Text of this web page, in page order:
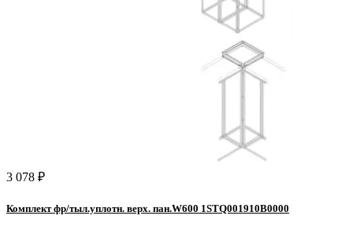
3 078 ₽
Комплект фр/тыл.уплотн. верх. пан.W600 1STQ001910В0000